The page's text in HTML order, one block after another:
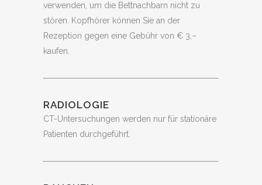
verwenden, um die Bettnachbarn nicht zu
stören. Kopfhörer können Sie an der
Rezeption gegen eine Gebühr von € 3,–
kaufen.
RADIOLOGIE
CT-Untersuchungen werden nur für stationäre
Patienten durchgeführt.